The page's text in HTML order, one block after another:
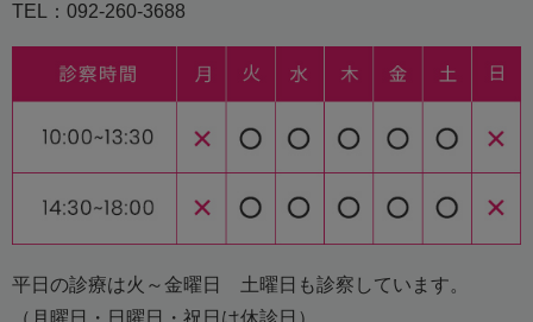
TEL：092-260-3688
平日の診療は火～金曜日 土曜日も診察しています。